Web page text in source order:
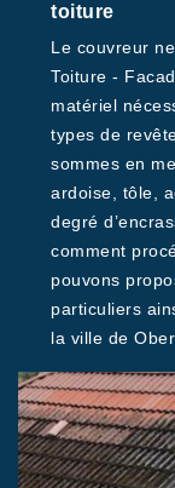
toiture
Le couvreur
Toiture -
matériel
types de
sommes en
ardoise, tôle,
degré
comment
pouvons
particuliers
la ville de